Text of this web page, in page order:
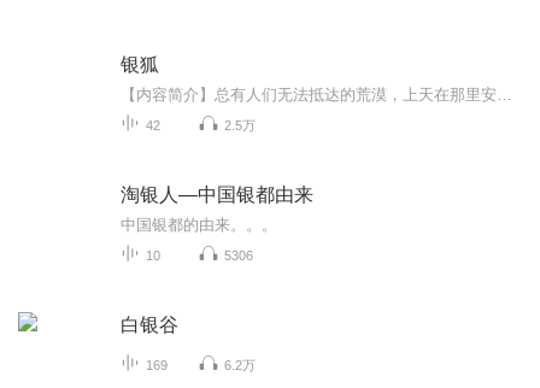
银狐
42 2.5万
淘银人—中国银都由来
中国银都的由来。。。
10 5306
白银谷
169 6.2万